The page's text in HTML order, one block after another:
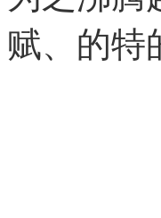
赋、的特